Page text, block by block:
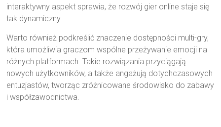
interaktywny aspekt sprawia, że rozwój gier online staje się
tak dynamiczny.
Warto również podkreślić znaczenie dostępności multi-gry,
która umożliwia graczom wspólne przeżywanie emocji na
różnych platformach. Takie rozwiązania przyciągają
nowych użytkowników, a także angażują dotychczasowych
entuzjastów, tworząc zróżnicowane środowisko do zabawy
i współzawodnictwa.